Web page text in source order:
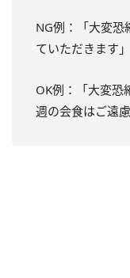
NG例：「大変恐
ていただきます」
OK例：「大変恐
週の会食はご遠